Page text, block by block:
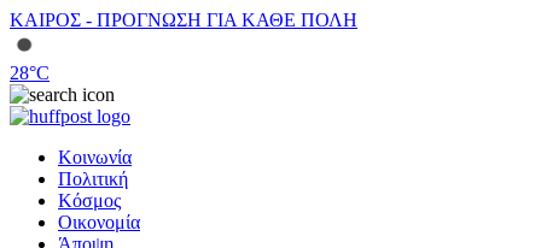
ΚΑΙΡΟΣ - ΠΡΟΓΝΩΣΗ ΓΙΑ ΚΑΘΕ ΠΟΛΗ
28°C
Κοινωνία
Πολιτική
Κόσμος
Οικονομία
Άποψη